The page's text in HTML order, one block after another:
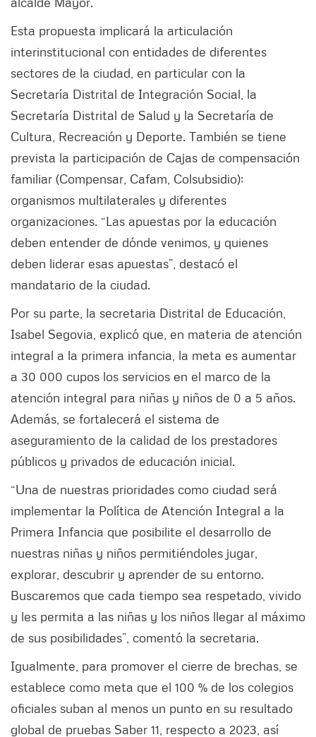
Esta propuesta implicará la articulación
interinstitucional con entidades de diferentes
sectores de la ciudad, en particular con la
Secretaría Distrital de Integración Social, la
Secretaría Distrital de Salud y la Secretaría de
Cultura, Recreación y Deporte. También se tiene
prevista la participación de Cajas de compensación
familiar (Compensar, Cafam, Colsubsidio);
organismos multilaterales y diferentes
organizaciones. “Las apuestas por la educación
deben entender de dónde venimos, y quienes
deben liderar esas apuestas”, destacó el
mandatario de la ciudad.
Por su parte, la secretaria Distrital de Educación,
Isabel Segovia, explicó que, en materia de atención
integral a la primera infancia, la meta es aumentar
a 30 000 cupos los servicios en el marco de la
atención integral para niñas y niños de 0 a 5 años.
Además, se fortalecerá el sistema de
aseguramiento de la calidad de los prestadores
públicos y privados de educación inicial.
“Una de nuestras prioridades como ciudad será
implementar la Política de Atención Integral a la
Primera Infancia que posibilite el desarrollo de
nuestras niñas y niños permitiéndoles jugar,
explorar, descubrir y aprender de su entorno.
Buscaremos que cada tiempo sea respetado, vivido
y les permita a las niñas y los niños llegar al máximo
de sus posibilidades”, comentó la secretaria.
Igualmente, para promover el cierre de brechas, se
establece como meta que el 100 % de los colegios
oficiales suban al menos un punto en su resultado
global de pruebas Saber 11, respecto a 2023, así